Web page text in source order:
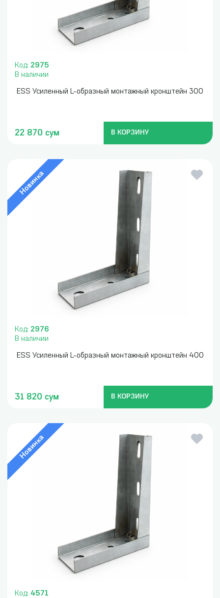
Код: 2975
В наличии
ESS Усиленный L-образный монтажный кронштейн 300
22 870 сум В КОРЗИНУ
Новинка
Код: 2976
В наличии
ESS Усиленный L-образный монтажный кронштейн 400
31 820 сум В КОРЗИНУ
Новинка
Код: 4571